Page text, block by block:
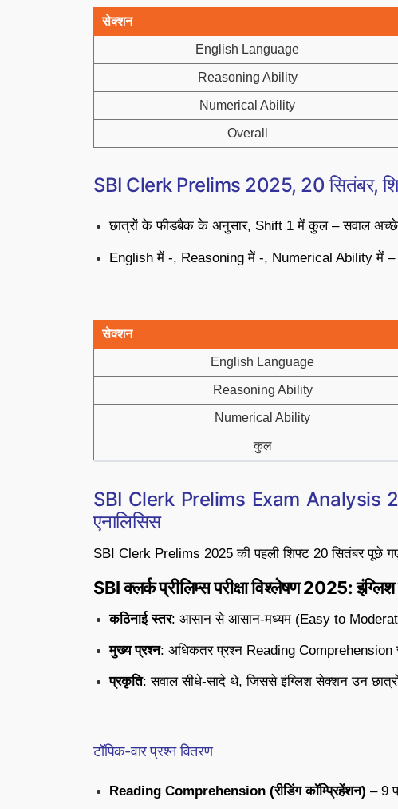
सेक्शन
English Language
Reasoning Ability
Numerical Ability
Overall
SBI Clerk Prelims 2025, 20 सितंबर,
छात्रों के फीडबैक के अनुसार, Shift 1 में कुल – सवाल
English में -, Reasoning में -, Numerical Ability में –
सेक्शन
English Language
Reasoning Ability
Numerical Ability
कुल
SBI Clerk Prelims Exam Analysis
एनालिसिस
SBI Clerk Prelims 2025 की पहली शिफ्ट 20 सितंबर पूछे
SBI क्लर्क प्रीलिम्स परीक्षा विश्लेषण 2025:
कठिनाई स्तर: आसान से आसान-मध्यम (Easy to
मुख्य प्रश्न: अधिकतर प्रश्न Reading Comprehension
प्रकृति: सवाल सीधे-सादे थे, जिससे इंग्लिश सेक्शन उन
टॉपिक-वार प्रश्न वितरण
Reading Comprehension (रीडिंग कॉम्प्रिहेंशन) – 9